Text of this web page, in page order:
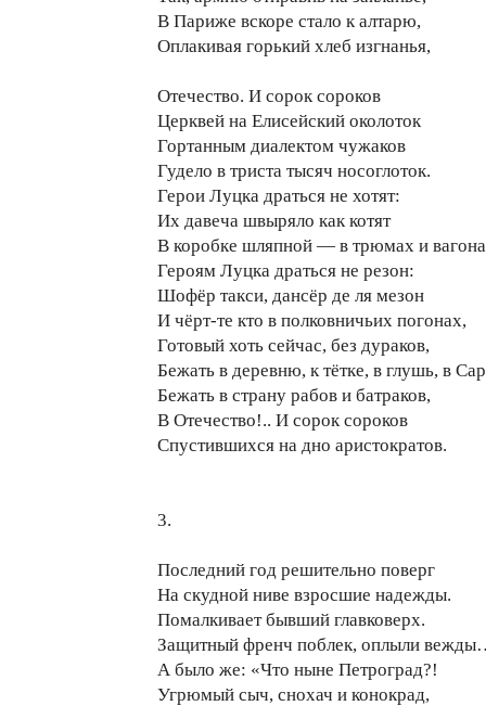
В Париже вскоре стало к алтарю,
Оплакивая горький хлеб изгнанья,
Отечество. И сорок сороков
Церквей на Елисейский околоток
Гортанным диалектом чужаков
Гудело в триста тысяч носоглоток.
Герои Луцка драться не хотят:
Их давеча швыряло как котят
В коробке шляпной — в трюмах и
Героям Луцка драться не резон:
Шофёр такси, дансёр де ля мезон
И чёрт-те кто в полковничьих погонах,
Готовый хоть сейчас, без дураков,
Бежать в деревню, к тётке, в глушь, в
Бежать в страну рабов и батраков,
В Отечество!.. И сорок сороков
Спустившихся на дно аристократов.
3.
Последний год решительно поверг
На скудной ниве взросшие надежды.
Помалкивает бывший главковерх.
Защитный френч поблек, оплыли
А было же: «Что ныне Петроград?!
Угрюмый сыч, снохач и конокрад,